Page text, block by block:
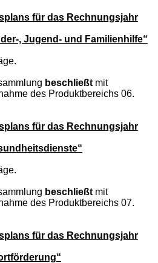
für das Rechnungsjahr
, Jugend- und Familienhilfe“
beschließt mit
des Produktbereichs 06.
für das Rechnungsjahr
beschließt mit
des Produktbereichs 07.
für das Rechnungsjahr